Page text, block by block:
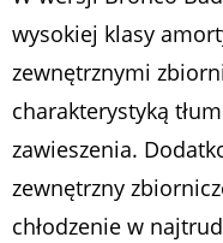
wysokiej klasy
zewnętrznymi
charakterystyką
zawieszenia.
zewnętrzny
chłodzenie w